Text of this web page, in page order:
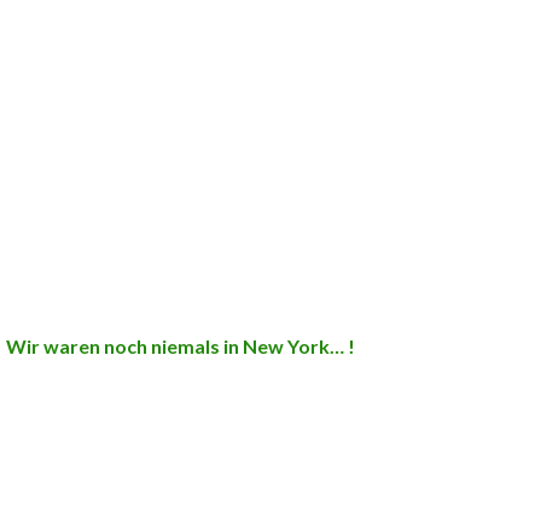
Wir waren noch niemals in New York… !